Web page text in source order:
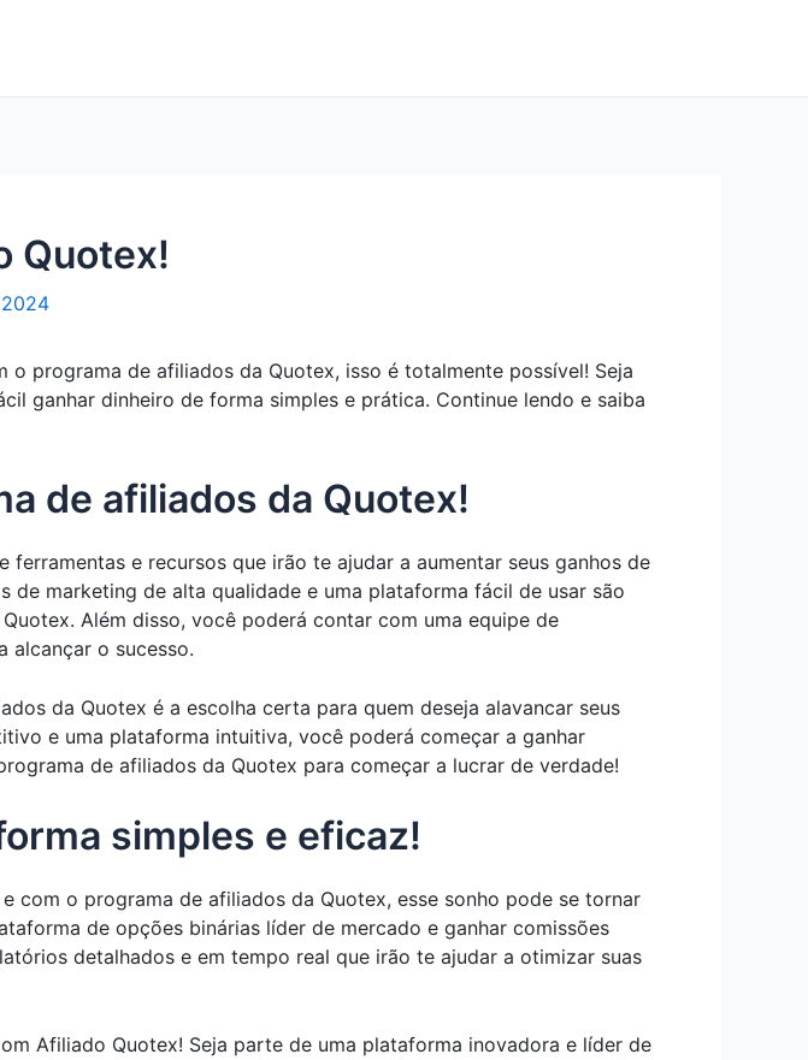
Quotex!
programa de afiliados da Quotex, isso é totalmente possível! Seja
ganhar dinheiro de forma simples e prática. Continue lendo e saiba
de afiliados da Quotex!
e recursos que irão te ajudar a aumentar seus ganhos de
marketing de alta qualidade e uma plataforma fácil de usar são
Além disso, você poderá contar com uma equipe de
alcançar o sucesso.
da Quotex é a escolha certa para quem deseja alavancar seus
e uma plataforma intuitiva, você poderá começar a ganhar
de afiliados da Quotex para começar a lucrar de verdade!
simples e eficaz!
com o programa de afiliados da Quotex, esse sonho pode se tornar
de opções binárias líder de mercado e ganhar comissões
detalhados e em tempo real que irão te ajudar a otimizar suas
Afiliado Quotex! Seja parte de uma plataforma inovadora e líder de